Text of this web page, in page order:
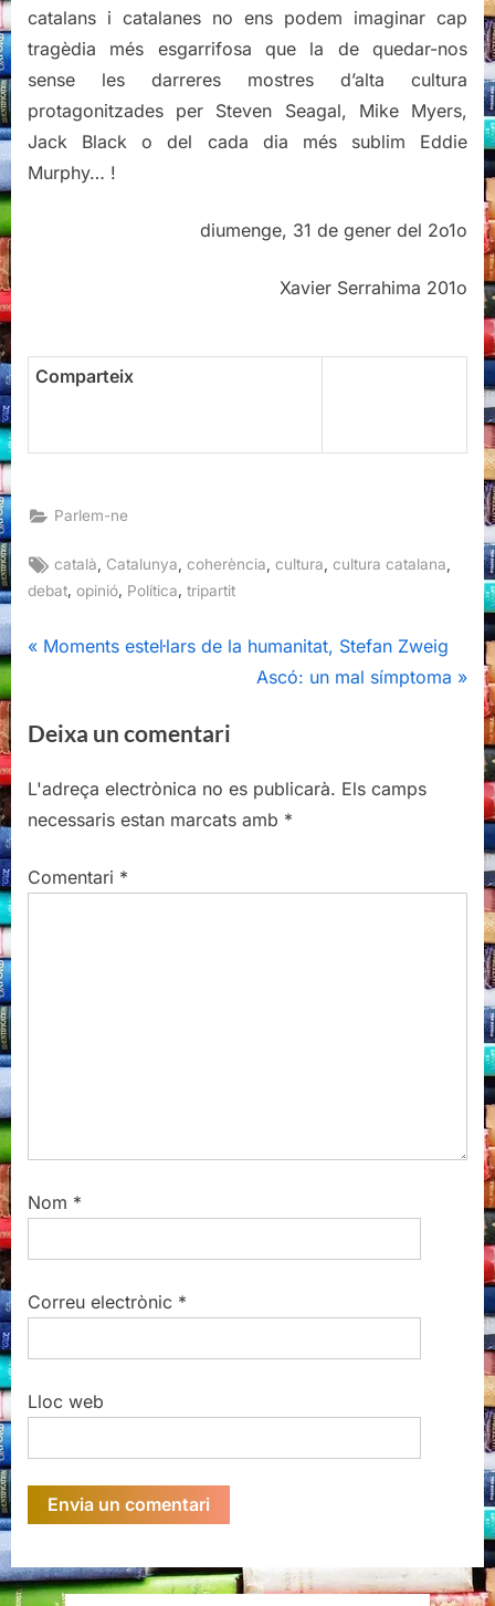
catalans i catalanes no ens podem imaginar cap
tragèdia més esgarrifosa que la de quedar-nos
sense les darreres mostres d’alta cultura
protagonitzades per Steven Seagal, Mike Myers,
Jack Black o del cada dia més sublim Eddie
Murphy… !
diumenge, 31 de gener del 2o1o
Xavier Serrahima 201o
Comparteix
Parlem-ne
Tags:
català Catalunya ,coherència ,cultura ,cultura catalana
debat, opinió, Política, tripartit
Navegació
P
v
o
u
P
Moments estel·lars de la humanitat, Stefan Zweig
N
P
o
t
Ascó: un mal símptoma
Deixa un comentari
L'adreça electrònica no es publicarà. Els camps
necessaris estan marcats amb *
Comentari *
Nom *
Correu electrònic *
Lloc web